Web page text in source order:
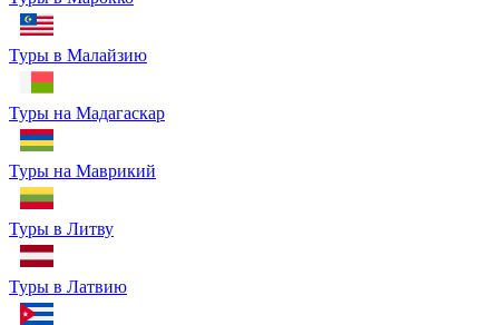
Туры в Малайзию
Туры на Мадагаскар
Туры на Маврикий
Туры в Литву
Туры в Латвию